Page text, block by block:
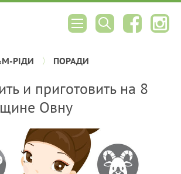
РІДИ ПОРАДИ
и приготовить на 8
Овну